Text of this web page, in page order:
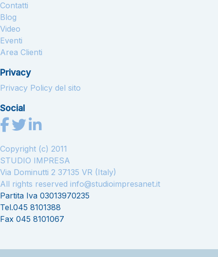
Contatti
Blog
Video
Eventi
Area Clienti
Privacy
Privacy Policy del sito
Social
Copyright (c) 2011
STUDIO IMPRESA
Via Dominutti 2 37135 VR (Italy)
All rights reserved info@studioimpresanet.it
Partita Iva 03013970235
Tel.045 8101388
Fax 045 8101067